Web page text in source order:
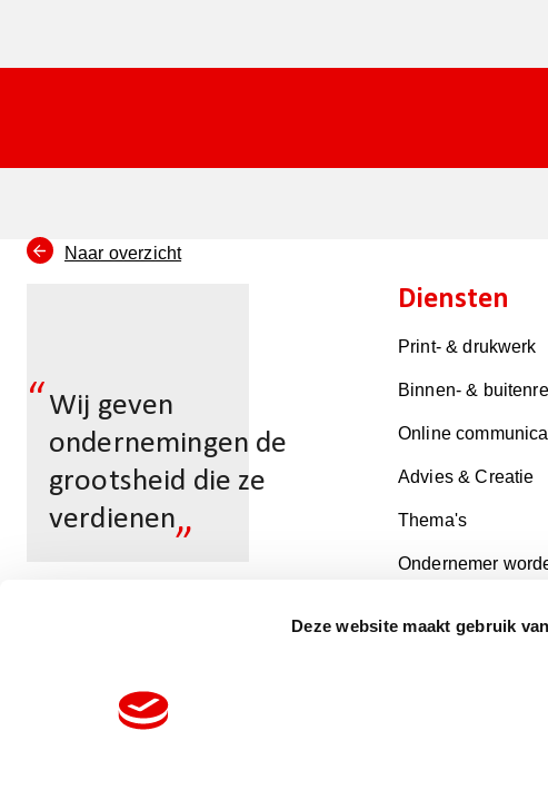
Deze website maakt gebruik
Naar overzicht
“ Wij geven
ondernemingen de
grootsheid die ze
verdienen„
Diensten
Print- & drukwerk
Binnen- &
Online
Advies & Creatie
Thema's
Ondernemer